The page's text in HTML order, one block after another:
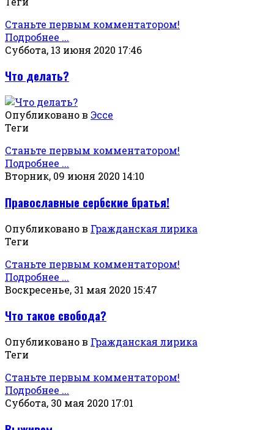
Станьте первым комментатором!
Подробнее ...
Суббота, 13 июня 2020 17:46
Что делать?
Опубликовано в Эссе
Теги
Станьте первым комментатором!
Подробнее ...
Вторник, 09 июня 2020 14:10
Православные сербские братья!
Опубликовано в Гражданская лирика
Теги
Станьте первым комментатором!
Подробнее ...
Воскресенье, 31 мая 2020 15:47
Что такое свобода?
Опубликовано в Гражданская лирика
Теги
Станьте первым комментатором!
Подробнее ...
Суббота, 30 мая 2020 17:01